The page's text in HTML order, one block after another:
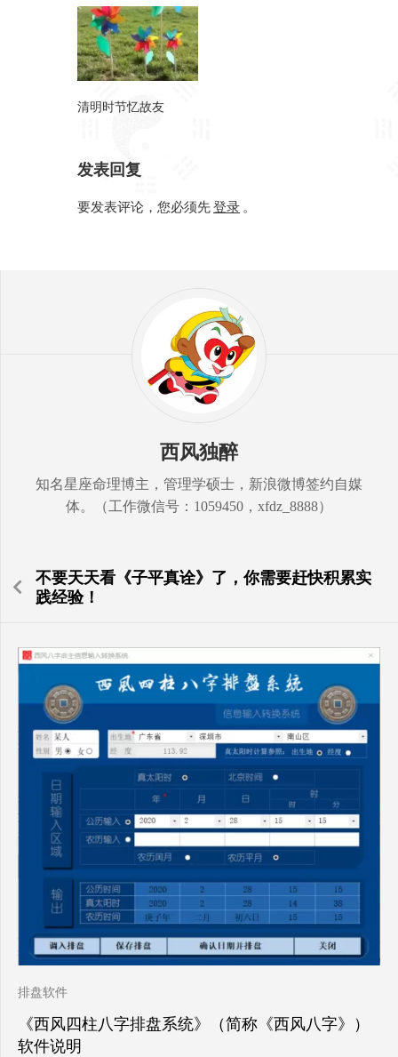
清明时节忆故友
发表回复
要发表评论，您必须先登录 。
西风独醉
知名星座命理博主，管理学硕士，新浪微博签约自媒
体。（工作微信号：1059450，xfdz_8888）
不要天天看《子平真诠》了，你需要赶快积累实
践经验！
排盘软件
《西风四柱八字排盘系统》（简称《西风八字》）
软件说明